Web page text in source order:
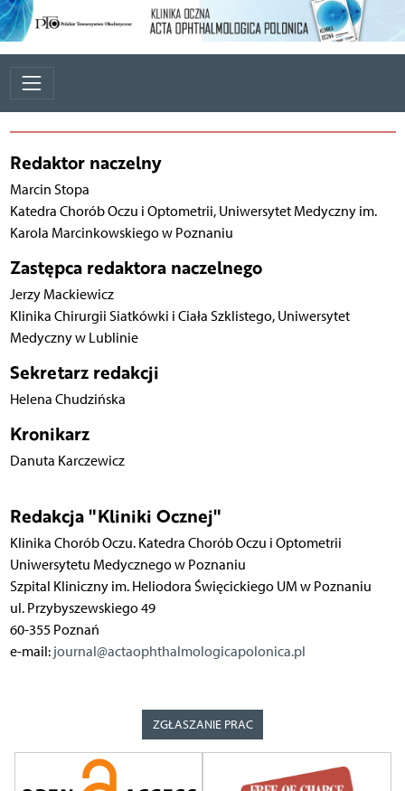
Redaktor naczelny
Marcin Stopa
Katedra Chorób Oczu i Optometrii, Uniwersytet Medyczny im.
Karola Marcinkowskiego w Poznaniu
Zastępca redaktora naczelnego
Jerzy Mackiewicz
Klinika Chirurgii Siatkówki i Ciała Szklistego, Uniwersytet
Medyczny w Lublinie
Sekretarz redakcji
Helena Chudzińska
Kronikarz
Danuta Karczewicz
Redakcja "Kliniki Ocznej"
Klinika Chorób Oczu. Katedra Chorób Oczu i Optometrii
Uniwersytetu Medycznego w Poznaniu
Szpital Kliniczny im. Heliodora Święcickiego UM w Poznaniu
ul. Przybyszewskiego 49
60-355 Poznań
e-mail: journal@actaophthalmologicapolonica.pl
ZGŁASZANIE PRAC